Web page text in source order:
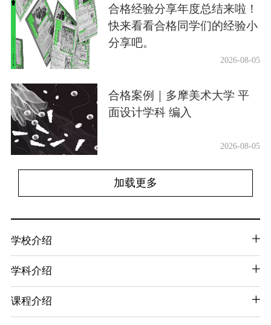
合格经验分享年度总结来啦！
快来看看合格同学们的经验小
分享吧。
2026-08-05
合格案例｜多摩美术大学 平
面设计学科 编入
2026-08-05
加载更多
学校介绍
学科介绍
课程介绍